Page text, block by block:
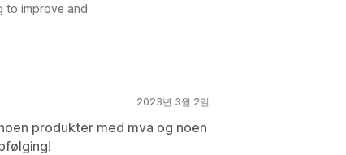
to improve and
2023년 3월 2일
produkter med mva og noen